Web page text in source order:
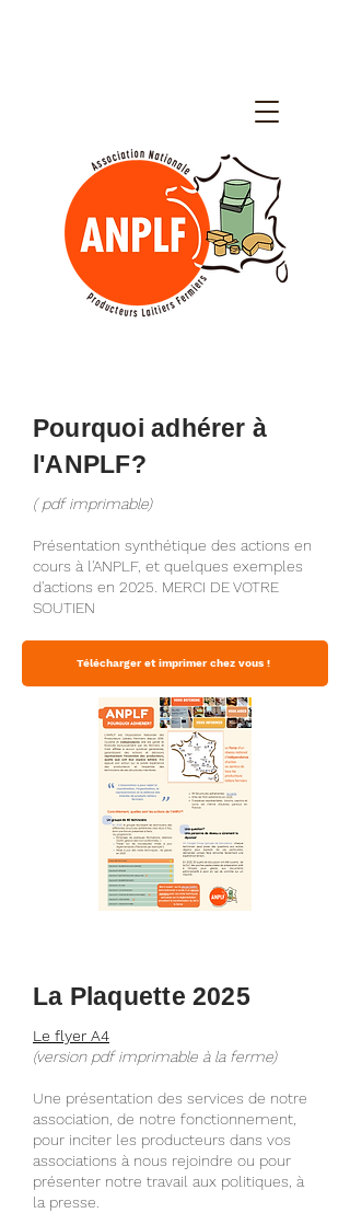
Pourquoi adhérer à
l'ANPLF?
( pdf imprimable)
Présentation synthétique des actions en
cours à l'ANPLF, et quelques exemples
d'actions en 2025. MERCI DE VOTRE
SOUTIEN
Télécharger et imprimer chez vous !
La Plaquette 2025
Le flyer A4
(version pdf imprimable à la ferme)
Une présentation des services de notre
association, de notre fonctionnement,
pour inciter les producteurs dans vos
associations à nous rejoindre ou pour
présenter notre travail aux politiques, à
la presse.